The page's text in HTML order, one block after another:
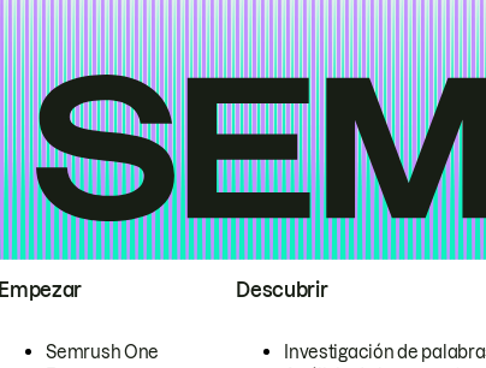
Empezar
Semrush One
Descubrir
Investigación de